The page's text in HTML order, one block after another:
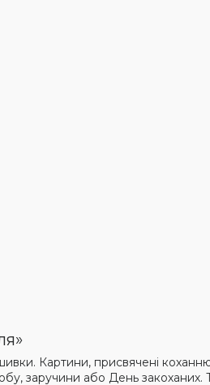
Картини, присвячені
заручини або День